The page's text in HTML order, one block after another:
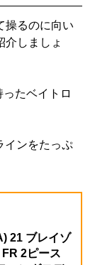
操るのに向い
介しましょ
たベイトロ
インをたっぷ
21 ブレイゾ
2ピース